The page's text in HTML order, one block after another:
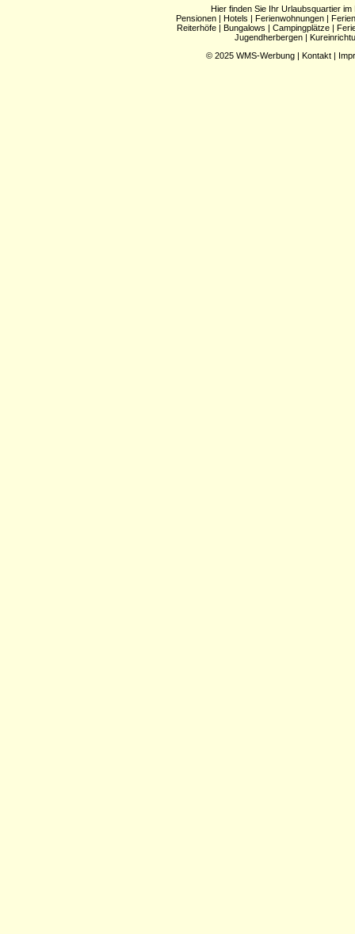
Hier finden Sie Ihr Urlaubsquartier im
Pensionen| Hotels | Ferienwohnungen|
Reiterhöfe | Bungalows | Campingplätze |
Jugendherbergen |
© 2025 WMS-Werbung | Kontakt |